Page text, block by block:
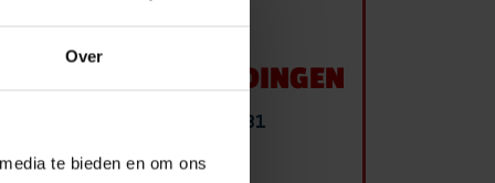
Over
te bieden en om ons
BRUINSMA
VERKEERSOPLEIDINGEN
Herculesplein 221-231